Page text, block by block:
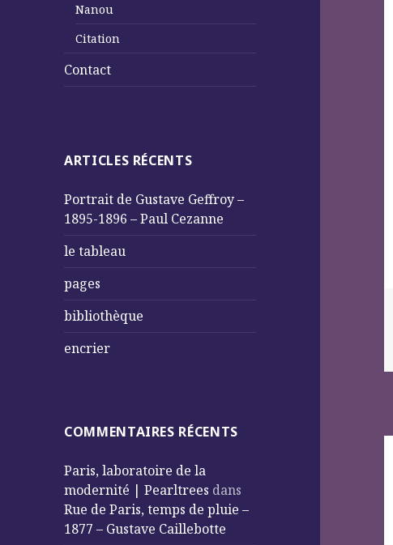
Nanou
Citation
Contact
ARTICLES RÉCENTS
Portrait de Gustave Geffroy –
1895-1896 – Paul Cezanne
le tableau
pages
bibliothèque
encrier
COMMENTAIRES RÉCENTS
Paris, laboratoire de la
modernité | Pearltrees dans
Rue de Paris, temps de pluie –
1877 – Gustave Caillebotte